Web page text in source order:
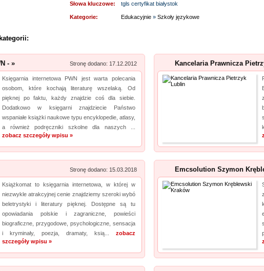
niezbędne w takim wypadku. Dodatkowo Hydro-Plan opracowuje plany...
rodzajów odzieży. Oferta jest nieustannie poszerzana o nowe modele. Jest to zarówno
odzież damska xxl, jak i rozmiary mniejsze. Każda kobieta znajdzie dla siebie eleganckie
sukienki xxl, jak i wygodny komplet dresowy...
Aermec serwis urządzeń
Jesteśmy firmą oferującą innowacyjne urządzenia dla systemów chłodzenia. Obsługujemy
też serwis urządzeń Climaveneta i innych marek. Reprezentujący nas pracownicy to
chłodniczych. Nasza oferta uwzględnia również wyn...
Kwant-Lab - akredytowane laboratorium pomiarowe
Akredytowane laboratorium pomiarowe Kwant-Lab to miejsce, które powinien odwiedzić
każdy, kogo interesują pomiary pola elektromagnetycznego w środowisku pracy i nie tylko.
Laboratorium akredytowane posiada odpowiednią aparaturę oraz wiedzę, by dokonać
rzetelnych pomiarów. Jeśli chodzi o pole elektro...
Szpital Specjalista
Słowa kluczowe: tgls certyfikat białystok
Kategorie: Edukacyjnie » Szkoły językowe
- » Stronę dodano: 17.12.2012
Księgarnia internetowa PWN jest warta polecania
osobom, które kochają literaturę wszelaką. Od
pięknej po faktu, każdy znajdzie coś dla siebie.
Dodatkowo w księgarni znajdziecie Państwo
wspaniałe książki naukowe typu encyklopedie, atlasy,
a również podręczniki szkolne dla naszych ...
zobacz szczegóły wpisu »
Kancelaria Prawnicza
Stronę dodano: 15.03.2018
Książkomat to księgarnia internetowa, w której w
niezwykle atrakcyjnej cenie znajdziemy szeroki wybó
beletrystyki i literatury pięknej. Dostępne są tu
opowiadania polskie i zagraniczne, powieści
biograficzne, przygodowe, psychologiczne, sensacja
i kryminały, poezja, dramaty, ksią... zobacz
szczegóły wpisu »
Emcsolution Szymon